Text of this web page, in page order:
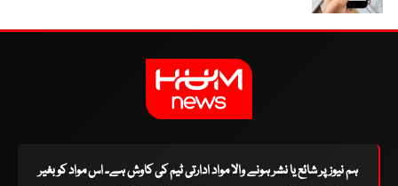
ہم نیوز پر شائع یا نشر ہونے والا مواد ادارتی ٹیم کی کاوش ہے۔ اس مواد کو بغیر